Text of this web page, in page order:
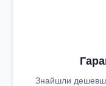
Знайшли